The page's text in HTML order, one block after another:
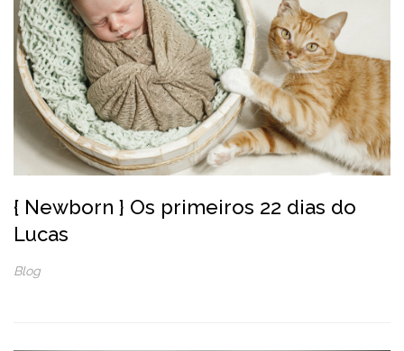
{ Newborn } Os primeiros 22 dias do
Lucas
Blog